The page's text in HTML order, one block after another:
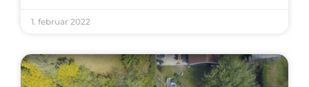
1. februar 2022